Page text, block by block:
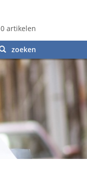
0 artikelen
zoeken